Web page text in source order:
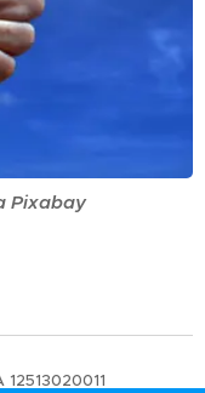
Pixabay